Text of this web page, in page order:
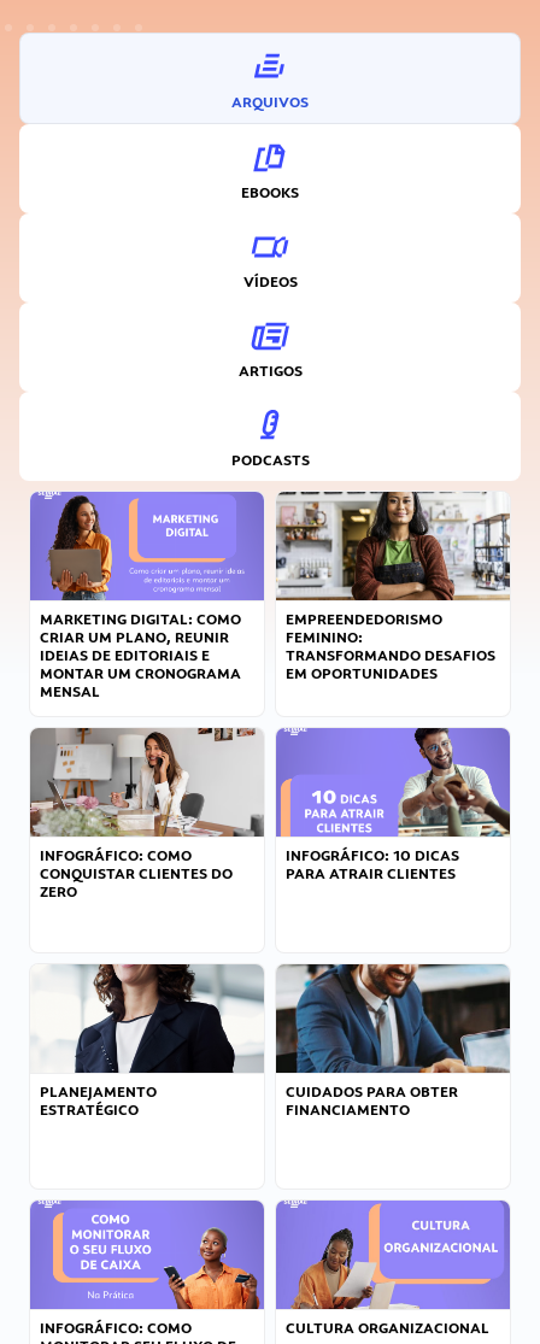
ARQUIVOS
EBOOKS
VÍDEOS
ARTIGOS
PODCASTS
MARKETING DIGITAL: COMO
CRIAR UM PLANO, REUNIR
IDEIAS DE EDITORIAIS E
MONTAR UM CRONOGRAMA
MENSAL
EMPREENDEDORISMO
FEMININO:
TRANSFORMANDO DESAFIOS
EM OPORTUNIDADES
INFOGRÁFICO: COMO
CONQUISTAR CLIENTES DO
ZERO
INFOGRÁFICO: 10 DICAS
PARA ATRAIR CLIENTES
PLANEJAMENTO
ESTRATÉGICO
CUIDADOS PARA OBTER
FINANCIAMENTO
INFOGRÁFICO: COMO
CULTURA ORGANIZACIONAL